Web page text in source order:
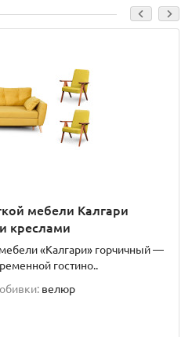
мебели Калгари
креслами
«Калгари» горчичный —
гостино..
велюр